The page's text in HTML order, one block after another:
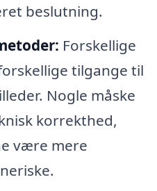
beslutning.
Forskellige
tilgange til
Nogle måske
korrekthed,
være mere